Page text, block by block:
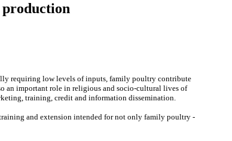
requiring low levels of inputs, family poultry contribute
an important role in religious and socio-cultural lives of
training, credit and information dissemination.
and extension intended for not only family poultry -